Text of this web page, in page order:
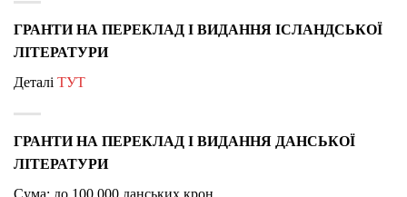
ГРАНТИ НА ПЕРЕКЛАД І ВИДАННЯ ІСЛАНДСЬКОЇ
ЛІТЕРАТУРИ
Деталі ТУТ
ГРАНТИ НА ПЕРЕКЛАД І ВИДАННЯ ДАНСЬКОЇ
ЛІТЕРАТУРИ
Сума: до 100 000 данських крон